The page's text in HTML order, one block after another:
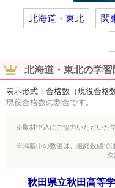
北海道・東北 関
北海道・東北の学
表示形式：合格数（現役合格
現役合格数の割合です。
※取材申込にご協力いただいた
※掲載中の数値は、最終数値で
次
秋田県立秋田高等